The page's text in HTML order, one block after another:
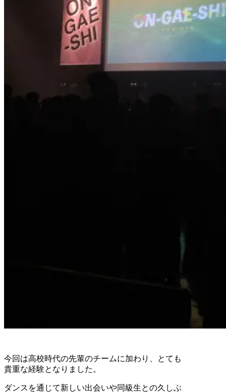
今回は高校時代の先輩のチームに加わり、とても
貴重な経験となりました。
ダンスを通じて新しい出会いや同級生との久しぶ